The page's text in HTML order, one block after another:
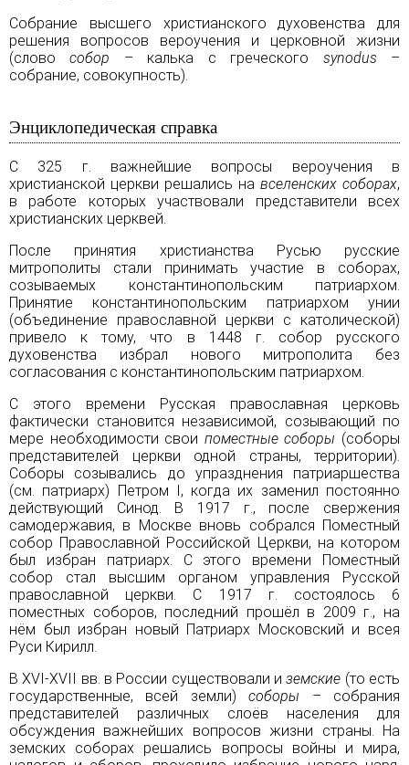
Собрание высшего христианского духовенства для
решения вопросов вероучения и церковной жизни
(словособор – калька с греческого synodus –
собрание, совокупность).
Энциклопедическая справка
С 325 г. важнейшие вопросы вероучения в
христианской церкви решались на вселенских соборах,
в работе которых участвовали представители всех
христианских церквей.
После принятия христианства Русью русские
митрополиты стали принимать участие в соборах,
созываемых константинопольским патриархом.
Принятие константинопольским патриархом унии
(объединение православной церкви с католической)
привело к тому, что в 1448 г. собор русского
духовенства избрал нового митрополита без
согласования с константинопольским патриархом.
С этого времени Русская православная церковь
фактически становится независимой, созывающий по
мере необходимости свои поместные соборы (соборы
представителей церкви одной страны, территории).
Соборы созывались до упразднения патриаршества
(см. патриарх) Петром I, когда их заменил постоянно
действующий Синод. В 1917 г., после свержения
самодержавия, в Москве вновь собрался Поместный
собор Православной Российской Церкви, на котором
был избран патриарх. С этого времени Поместный
собор стал высшим органом управления Русской
православной церкви. С 1917 г. состоялось 6
поместных соборов, последний прошёл в 2009 г., на
нём был избран новый Патриарх Московский и всея
Руси Кирилл.
В XVI-XVII вв. в России существовали иземские (то есть
государственные, всей земли)соборы – собрания
представителей различных слоёв населения для
обсуждения важнейших вопросов жизни страны. На
земских соборах решались вопросы войны и мира,